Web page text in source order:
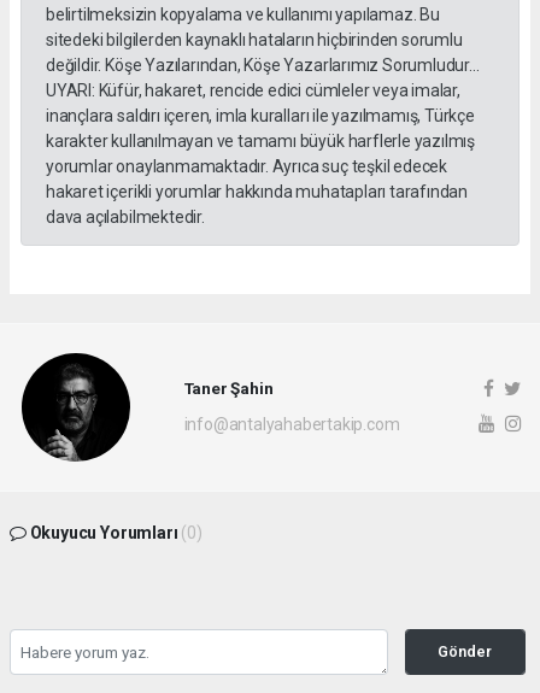
belirtilmeksizin kopyalama ve kullanımı yapılamaz. Bu
sitedeki bilgilerden kaynaklı hataların hiçbirinden sorumlu
değildir. Köşe Yazılarından, Köşe Yazarlarımız Sorumludur...
UYARI: Küfür, hakaret, rencide edici cümleler veya imalar,
inançlara saldırı içeren, imla kuralları ile yazılmamış, Türkçe
karakter kullanılmayan ve tamamı büyük harflerle yazılmış
yorumlar onaylanmamaktadır. Ayrıca suç teşkil edecek
hakaret içerikli yorumlar hakkında muhatapları tarafından
dava açılabilmektedir.
Taner Şahin
info@antalyahabertakip.com
Okuyucu Yorumları (0)
Gönder